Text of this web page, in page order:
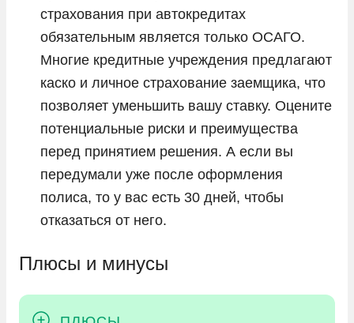
страхования при автокредитах
обязательным является только ОСАГО.
Многие кредитные учреждения предлагают
каско и личное страхование заемщика, что
позволяет уменьшить вашу ставку. Оцените
потенциальные риски и преимущества
перед принятием решения. А если вы
передумали уже после оформления
полиса, то у вас есть 30 дней, чтобы
отказаться от него.
Плюсы и минусы